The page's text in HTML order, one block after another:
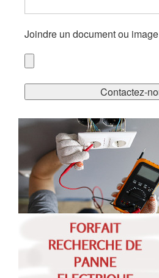
Joindre un document ou image